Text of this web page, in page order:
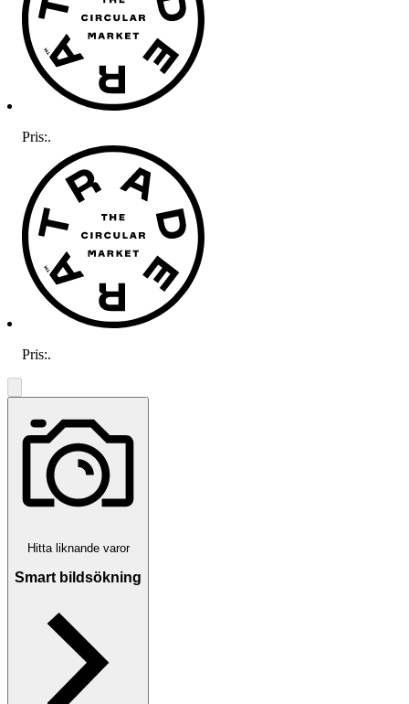
Pris:.
Pris:.
Hitta liknande varor
Smart bildsökning